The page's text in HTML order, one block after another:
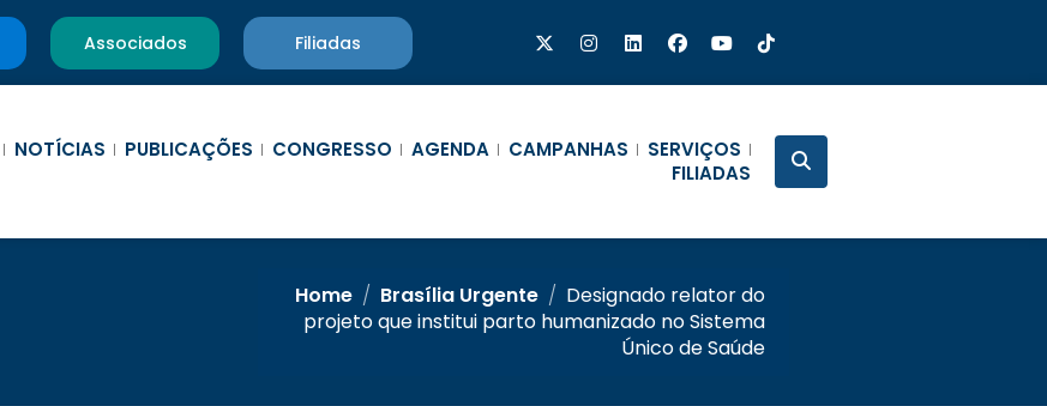
Associados Filiadas
NOTÍCIAS PUBLICAÇÕES CONGRESSO AGENDA CAMPANHAS
SERVIÇOS
FILIADAS
Home / Brasília Urgente / Designado relator do
projeto que institui parto humanizado no Sistema
Único de Saúde